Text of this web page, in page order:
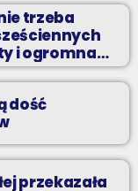
trzeba
i ogromna
dość
przekazała